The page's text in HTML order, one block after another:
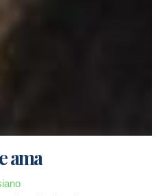
ama